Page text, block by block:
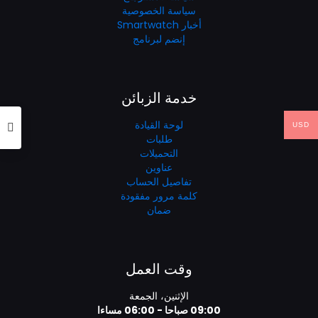
سياسة الخصوصية
أخبار Smartwatch
إنضم لبرنامج
خدمة الزبائن
لوحة القيادة
طلبات
التحميلات
عناوين
تفاصيل الحساب
كلمة مرور مفقودة
ضمان
وقت العمل
الإثنين، الجمعة
09:00 صباحا - 06:00 مساءا
USD